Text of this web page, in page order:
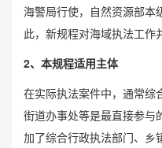
海警局行使，自然资源部本
此，新规程对海域执法工作
2、本规程适用主体
在实际执法案件中，通常综
街道办事处等是最直接参与
加了综合行政执法部门、乡